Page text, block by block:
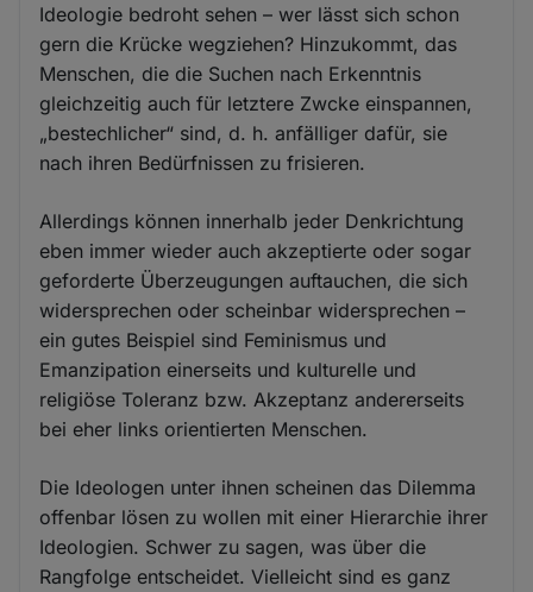
Ideologie bedroht sehen – wer lässt sich schon
gern die Krücke wegziehen? Hinzukommt, das
Menschen, die die Suchen nach Erkenntnis
gleichzeitig auch für letztere Zwcke einspannen,
„bestechlicher“ sind, d. h. anfälliger dafür, sie
nach ihren Bedürfnissen zu frisieren.
Allerdings können innerhalb jeder Denkrichtung
eben immer wieder auch akzeptierte oder sogar
geforderte Überzeugungen auftauchen, die sich
widersprechen oder scheinbar widersprechen –
ein gutes Beispiel sind Feminismus und
Emanzipation einerseits und kulturelle und
religiöse Toleranz bzw. Akzeptanz andererseits
bei eher links orientierten Menschen.
Die Ideologen unter ihnen scheinen das Dilemma
offenbar lösen zu wollen mit einer Hierarchie ihrer
Ideologien. Schwer zu sagen, was über die
Rangfolge entscheidet. Vielleicht sind es ganz